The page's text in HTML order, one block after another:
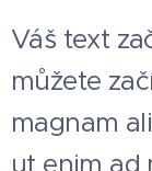
Váš text
můžete
magnam
ut enim ad